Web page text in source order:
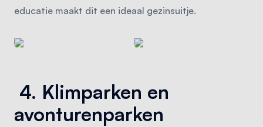
educatie maakt dit een ideaal gezinsuitje.
4. Klimparken en
avonturenparken